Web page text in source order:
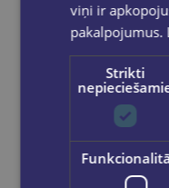
viņi ir
pakalpojumus.
Strikti